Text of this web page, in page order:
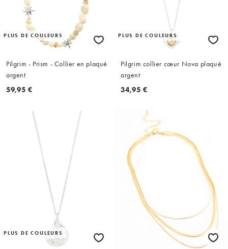
PLUS DE COULEURS
Pilgrim - Prism - Collier en plaqué
argent
59,95 €
PLUS DE COULEURS
Pilgrim collier cœur Nova plaqué
argent
34,95 €
PLUS DE COULEURS